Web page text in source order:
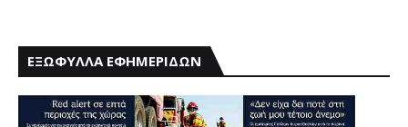
ΕΞΩΦΥΛΛΑ ΕΦΗΜΕΡΙΔΩΝ